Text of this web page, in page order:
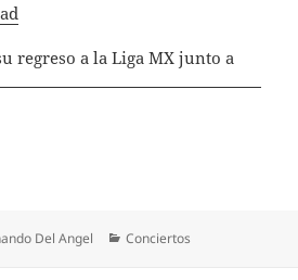
regreso a la Liga MX junto a
Del Angel Categorías
Conciertos